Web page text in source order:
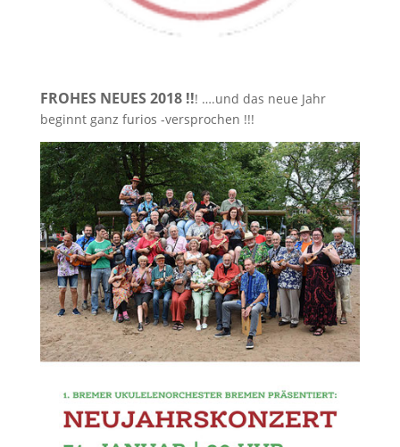
FROHES NEUES 2018 !!! ….und das neue Jahr
beginnt ganz furios -versprochen !!!